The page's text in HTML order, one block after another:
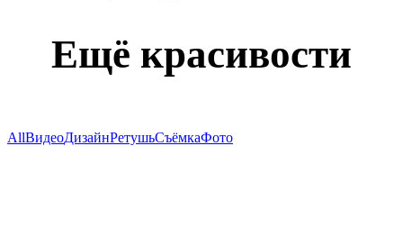
Ещё красивости
AllВидеоДизайнРетушьСъёмкаФото